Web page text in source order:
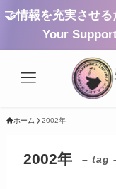
🤝情報を充実させ
Your
ホーム 2002年
2002年 – tag